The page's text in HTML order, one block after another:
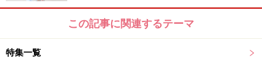
この記事に関連するテーマ
特集一覧